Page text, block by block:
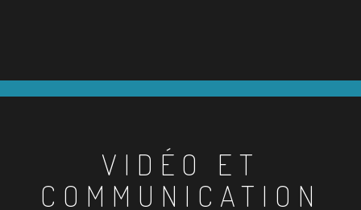
VIDÉO ET
COMMUNICATION